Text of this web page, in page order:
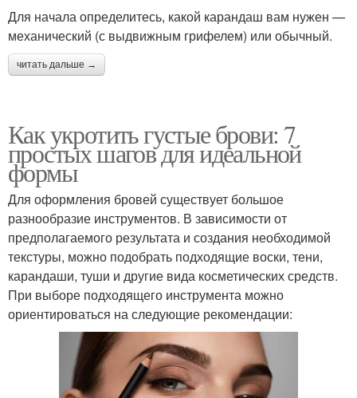
Для начала определитесь, какой карандаш вам нужен —
механический (с выдвижным грифелем) или обычный.
читать дальше →
Как укротить густые брови: 7
простых шагов для идеальной
формы
Для оформления бровей существует большое
разнообразие инструментов. В зависимости от
предполагаемого результата и создания необходимой
текстуры, можно подобрать подходящие воски, тени,
карандаши, туши и другие вида косметических средств.
При выборе подходящего инструмента можно
ориентироваться на следующие рекомендации: